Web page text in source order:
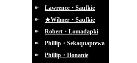
Lawrence・Saufkie
★Wilmer・Saufkie
Robert・Lomadapki
Phillip・Sekaquaptewa
Phillip・Honanie